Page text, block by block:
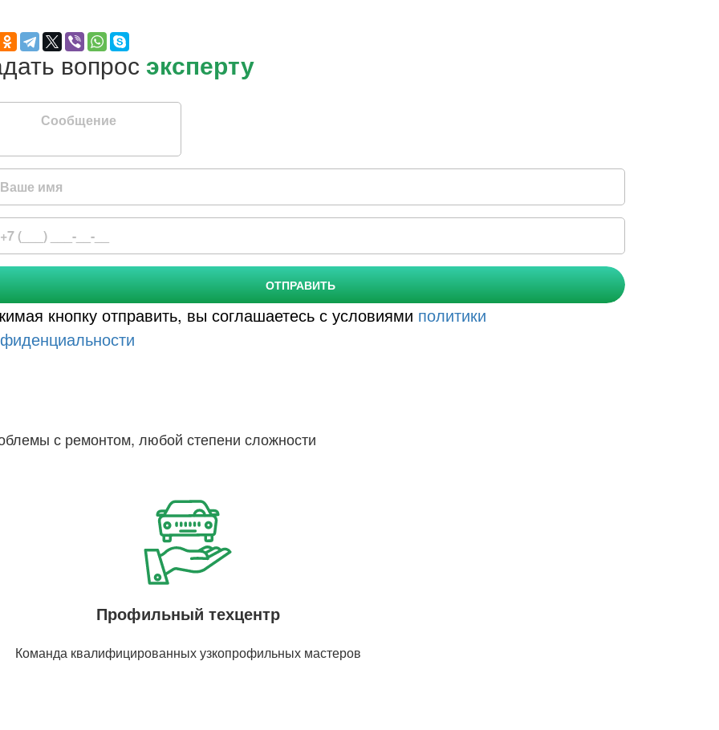
вопрос эксперту
ОТПРАВИТЬ
кнопку отправить, вы соглашаетесь с условиями политики
с ремонтом, любой степени сложности
Профильный техцентр
Команда квалифицированных узкопрофильных мастеров